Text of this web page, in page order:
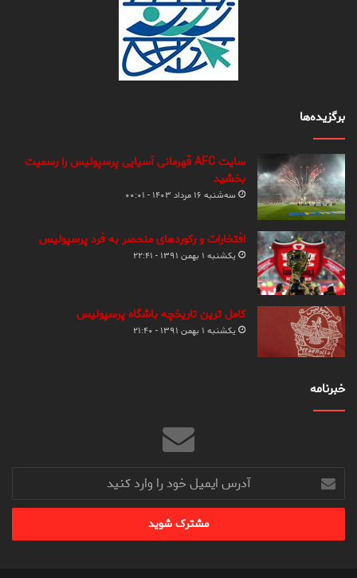
برگزیده‌ها
سایت AFC قهرمانی آسیایی پرسپولیس را رسمیت
بخشید
سه‌شنبه ۱۶ مرداد ۱۴۰۳ - ۰۰:۰۱
افتخارات و رکوردهای منحصر به فرد پرسپولیس
یکشنبه ۱ بهمن ۱۳۹۱ - ۲۲:۴۱
کامل ترین تاریخچه باشگاه پرسپولیس
یکشنبه ۱ بهمن ۱۳۹۱ - ۲۱:۴۰
خبرنامه
آدرس
ایمیل
خود
وارد